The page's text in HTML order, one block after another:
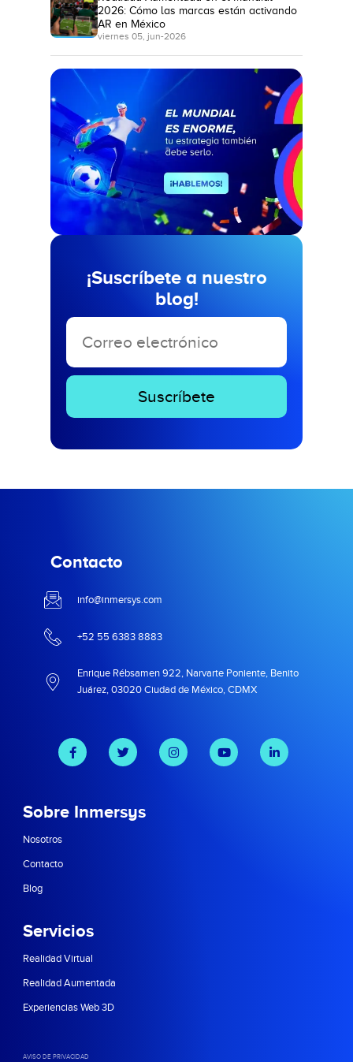
¡Suscríbete a nuestro
blog!
2026: Cómo las marcas están activando
AR en México
viernes 05, jun-2026
Contacto
info@inmersys.com
+52 55 6383 8883
Enrique Rébsamen 922, Narvarte Poniente, Benito
Juárez, 03020 Ciudad de México, CDMX
Sobre Inmersys
Nosotros
Contacto
Blog
Servicios
Realidad Virtual
Realidad Aumentada
Experiencias Web 3D
AVISO DE PRIVACIDAD